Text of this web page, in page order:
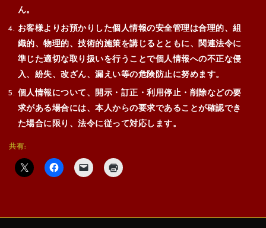
ん。
お客様よりお預かりした個人情報の安全管理は合理的、組
織的、物理的、技術的施策を講じるとともに、関連法令に
準じた適切な取り扱いを行うことで個人情報への不正な侵
入、紛失、改ざん、漏えい等の危険防止に努めます。
個人情報について、開示・訂正・利用停止・削除などの要
求がある場合には、本人からの要求であることが確認でき
た場合に限り、法令に従って対応します。
共有: